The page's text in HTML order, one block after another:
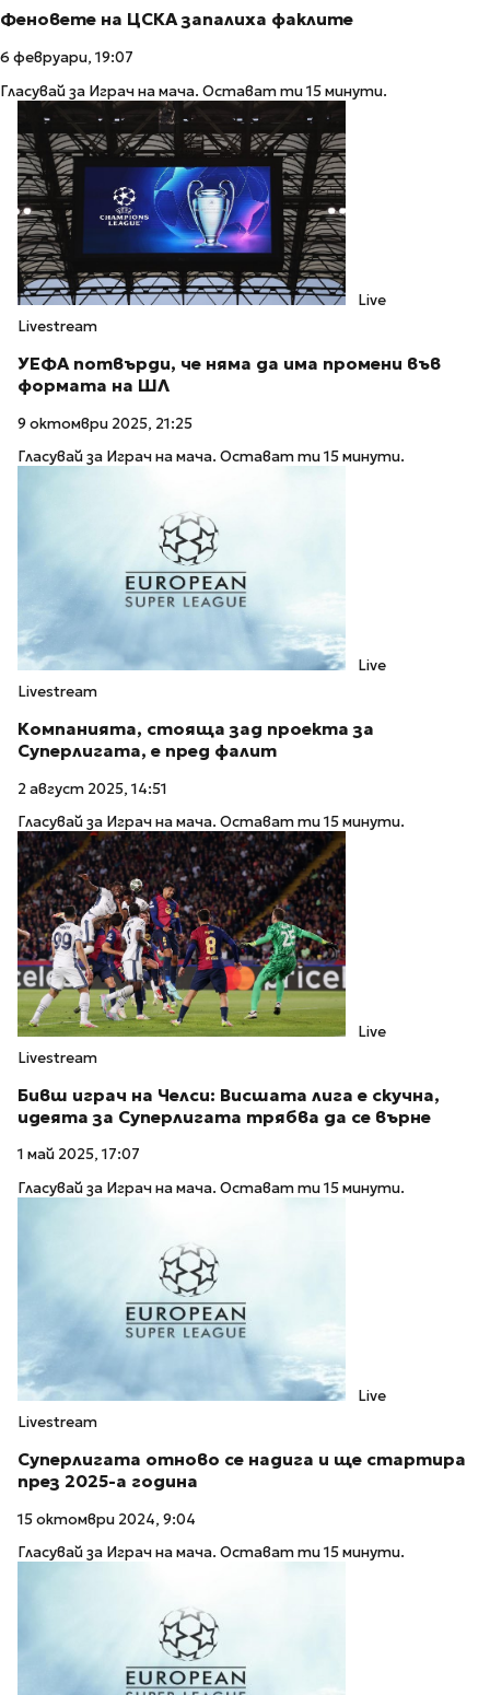
Феновете на ЦСКА запалиха факлите
6 февруари, 19:07
Гласувай за Играч на мача. Остават ти 15 минути.
Live
Livestream
УЕФА потвърди, че няма да има промени във
формата на ШЛ
9 октомври 2025, 21:25
Гласувай за Играч на мача. Остават ти 15 минути.
Live
Livestream
Компанията, стояща зад проекта за
Суперлигата, е пред фалит
2 август 2025, 14:51
Гласувай за Играч на мача. Остават ти 15 минути.
Live
Livestream
Бивш играч на Челси: Висшата лига е скучна,
идеята за Суперлигата трябва да се върне
1 май 2025, 17:07
Гласувай за Играч на мача. Остават ти 15 минути.
Live
Livestream
Суперлигата отново се надига и ще стартира
през 2025-а година
15 октомври 2024, 9:04
Гласувай за Играч на мача. Остават ти 15 минути.